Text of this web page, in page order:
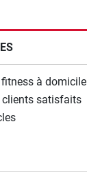
fitness à domicile
clients satisfaits